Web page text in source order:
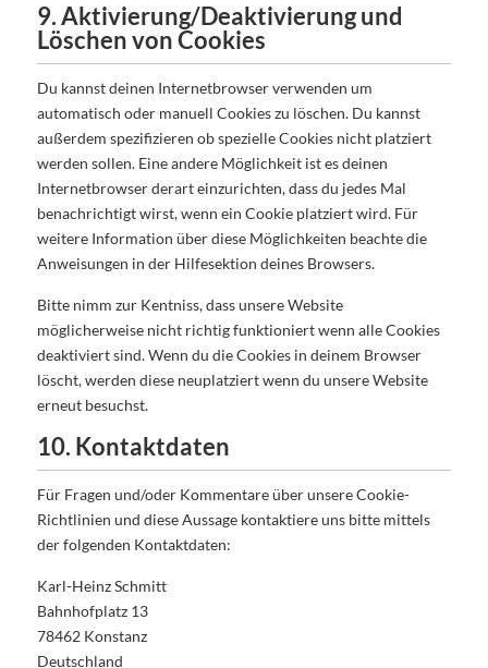
9. Aktivierung/Deaktivierung und
Löschen von Cookies
Du kannst deinen Internetbrowser verwenden um
automatisch oder manuell Cookies zu löschen. Du kannst
außerdem spezifizieren ob spezielle Cookies nicht platziert
werden sollen. Eine andere Möglichkeit ist es deinen
Internetbrowser derart einzurichten, dass du jedes Mal
benachrichtigt wirst, wenn ein Cookie platziert wird. Für
weitere Information über diese Möglichkeiten beachte die
Anweisungen in der Hilfesektion deines Browsers.
Bitte nimm zur Kentniss, dass unsere Website
möglicherweise nicht richtig funktioniert wenn alle Cookies
deaktiviert sind. Wenn du die Cookies in deinem Browser
löscht, werden diese neuplatziert wenn du unsere Website
erneut besuchst.
10. Kontaktdaten
Für Fragen und/oder Kommentare über unsere Cookie-
Richtlinien und diese Aussage kontaktiere uns bitte mittels
der folgenden Kontaktdaten:
Karl-Heinz Schmitt
Bahnhofplatz 13
78462 Konstanz
Deutschland